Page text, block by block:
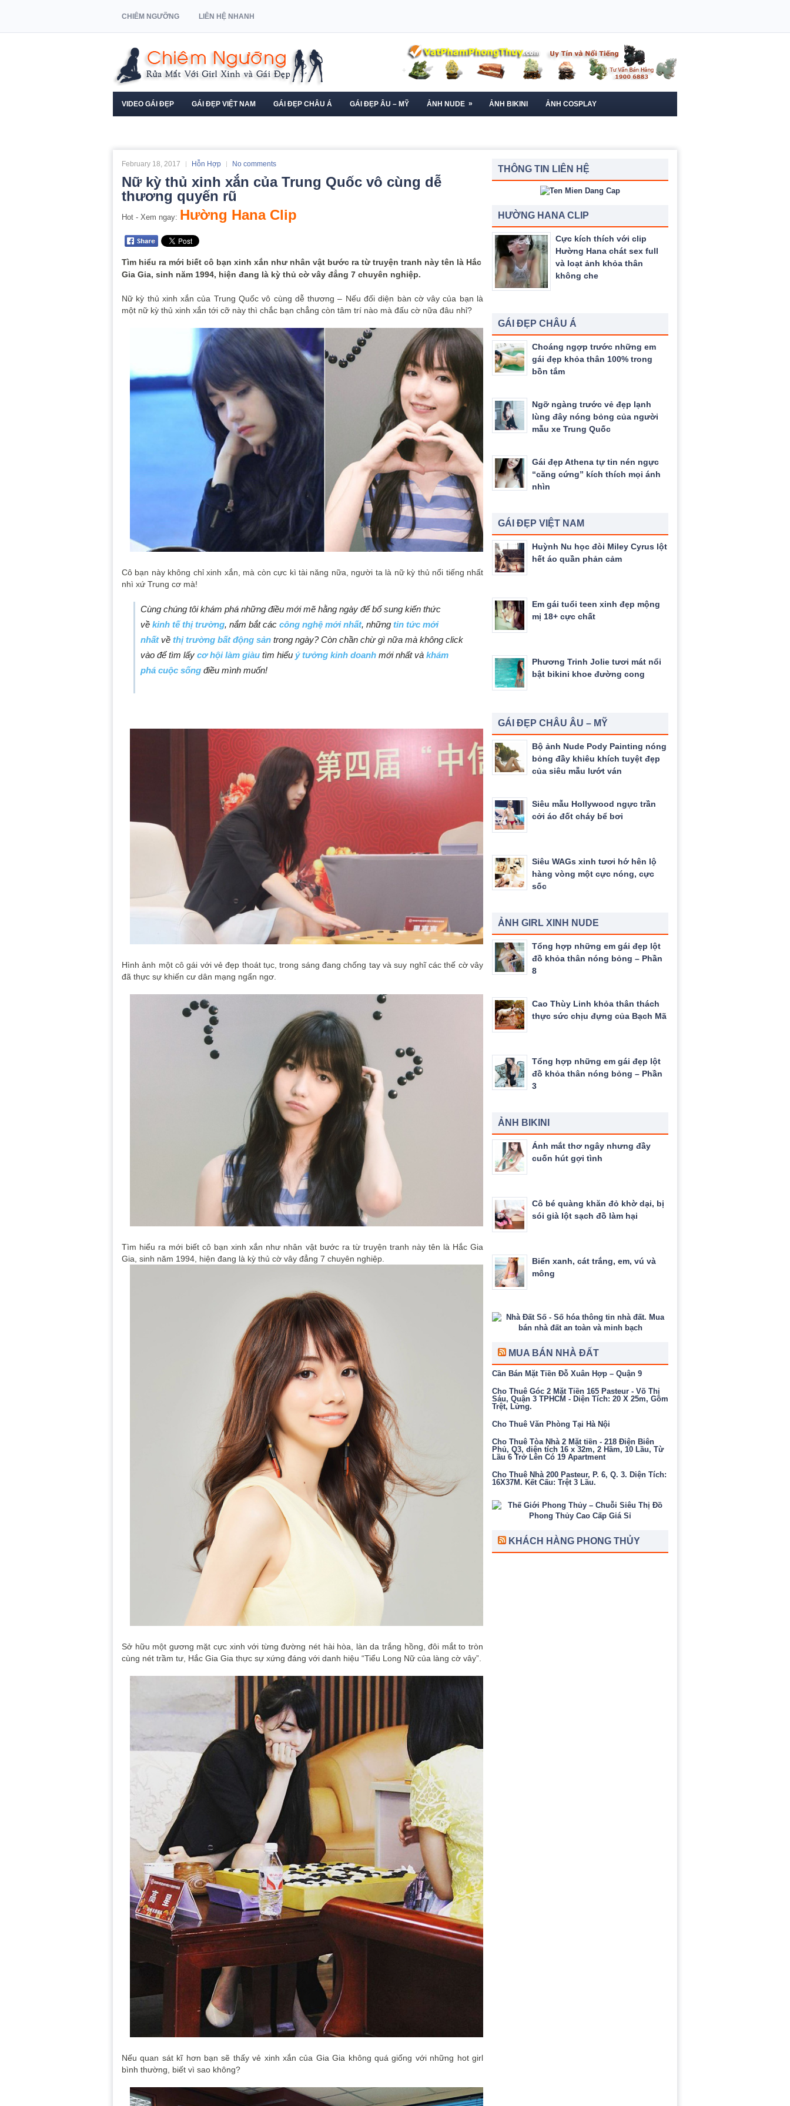
CHIÊM NGƯỠNG LIÊN HỆ NHANH
VIDEO GÁI ĐẸP GÁI ĐẸP VIỆT NAM GÁI ĐẸP CHÂU Á GÁI ĐẸP ÂU – MỸ ẢNH NUDE » ẢNH BIKINI ẢNH COSPLAY
February 18, 2017 Hỗn Hợp No comments
Nữ kỳ thủ xinh xắn của Trung Quốc vô cùng dễ
thương quyến rũ
Hot - Xem ngay: Hường Hana Clip
Tìm hiểu ra mới biết cô bạn xinh xắn như nhân vật bước ra từ truyện tranh này tên là Hắc
Gia Gia, sinh năm 1994, hiện đang là kỳ thủ cờ vây đẳng 7 chuyên nghiệp.
Nữ kỳ thủ xinh xắn của Trung Quốc vô cùng dễ thương – Nếu đối diện bàn cờ vây của bạn là
một nữ kỳ thủ xinh xắn tới cỡ này thì chắc bạn chẳng còn tâm trí nào mà đấu cờ nữa đâu nhỉ?
Cô bạn này không chỉ xinh xắn, mà còn cực kì tài năng nữa, người ta là nữ kỳ thủ nổi tiếng nhất
nhì xứ Trung cơ mà!
Cùng chúng tôi khám phá những điều mới mẽ hằng ngày để bổ sung kiến thức
về kinh tế thị trường, nắm bắt các công nghệ mới nhất, những tin tức mới
nhất về thị trường bất động sản trong ngày? Còn chần chừ gì nữa mà không click
vào để tìm lấy cơ hội làm giàu tìm hiểu ý tưởng kinh doanh mới nhất và khám
phá cuộc sống điều mình muốn!
Hình ảnh một cô gái với vẻ đẹp thoát tục, trong sáng đang chống tay và suy nghĩ các thế cờ vây
đã thực sự khiến cư dân mạng ngẩn ngơ.
Tìm hiểu ra mới biết cô bạn xinh xắn như nhân vật bước ra từ truyện tranh này tên là Hắc Gia
Gia, sinh năm 1994, hiện đang là kỳ thủ cờ vây đẳng 7 chuyên nghiệp.
Sở hữu một gương mặt cực xinh với từng đường nét hài hòa, làn da trắng hồng, đôi mắt to tròn
cùng nét trầm tư, Hắc Gia Gia thực sự xứng đáng với danh hiệu “Tiểu Long Nữ của làng cờ vây”.
Nếu quan sát kĩ hơn bạn sẽ thấy vẻ xinh xắn của Gia Gia không quá giống với những hot girl
bình thường, biết vì sao không?
THÔNG TIN LIÊN HỆ
HƯỜNG HANA CLIP
Cực kích thích với clip
Hường Hana chát sex full
và loạt ảnh khỏa thân
không che
GÁI ĐẸP CHÂU Á
Choáng ngợp trước những em
gái đẹp khỏa thân 100% trong
bồn tắm
Ngỡ ngàng trước vẻ đẹp lạnh
lùng đây nóng bỏng của người
mẫu xe Trung Quốc
Gái đẹp Athena tự tin nén ngực
“căng cứng” kích thích mọi ánh
nhìn
GÁI ĐẸP VIỆT NAM
Huỳnh Nu học đòi Miley Cyrus lột
hết áo quần phản cảm
Em gái tuổi teen xinh đẹp mộng
mị 18+ cực chất
Phương Trinh Jolie tươi mát nổi
bật bikini khoe đường cong
GÁI ĐẸP CHÂU ÂU – MỸ
Bộ ảnh Nude Pody Painting nóng
bỏng đầy khiêu khích tuyệt đẹp
của siêu mẫu lướt ván
Siêu mẫu Hollywood ngực trần
cởi áo đốt cháy bể bơi
Siêu WAGs xinh tươi hớ hên lộ
hàng vòng một cực nóng, cực
sốc
ẢNH GIRL XINH NUDE
Tổng hợp những em gái đẹp lột
đồ khỏa thân nóng bỏng – Phần
8
Cao Thùy Linh khỏa thân thách
thực sức chịu đựng của Bạch Mã
Tổng hợp những em gái đẹp lột
đồ khỏa thân nóng bỏng – Phần
3
ẢNH BIKINI
Ánh mắt thơ ngây nhưng đầy
cuốn hút gợi tình
Cô bé quàng khăn đỏ khờ dại, bị
sói già lột sạch đồ làm hại
Biển xanh, cát trắng, em, vú và
mông
MUA BÁN NHÀ ĐẤT
Cần Bán Mặt Tiền Đỗ Xuân Hợp – Quận 9
Cho Thuê Góc 2 Mặt Tiền 165 Pasteur - Võ Thị
Sáu, Quận 3 TPHCM - Diện Tích: 20 X 25m, Gồm
Trệt, Lửng.
Cho Thuê Văn Phòng Tại Hà Nội
Cho Thuê Tòa Nhà 2 Mặt tiền - 218 Điện Biên
Phủ, Q3, diện tích 16 x 32m, 2 Hầm, 10 Lầu, Từ
Lầu 6 Trở Lên Có 19 Apartment
Cho Thuê Nhà 200 Pasteur, P. 6, Q. 3. Diện Tích:
16X37M. Kết Cấu: Trệt 3 Lầu.
KHÁCH HÀNG PHONG THỦY